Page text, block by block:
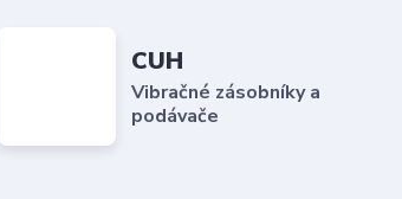
CUH
Vibračné zásobníky a
podávače